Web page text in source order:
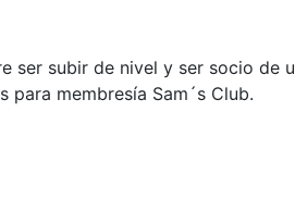
ser subir de nivel y ser socio de
membresía Sam´s Club.